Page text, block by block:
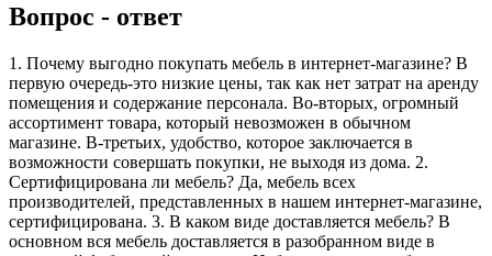
Вопрос - ответ
1. Почему выгодно покупать мебель в интернет-магазине? В
первую очередь-это низкие цены, так как нет затрат на аренду
помещения и содержание персонала. Во-вторых, огромный
ассортимент товара, который невозможен в обычном
магазине. В-третьих, удобство, которое заключается в
возможности совершать покупки, не выходя из дома. 2.
Сертифицирована ли мебель? Да, мебель всех
производителей, представленных в нашем интернет-магазине,
сертифицирована. 3. В каком виде доставляется мебель? В
основном вся мебель доставляется в разобранном виде в